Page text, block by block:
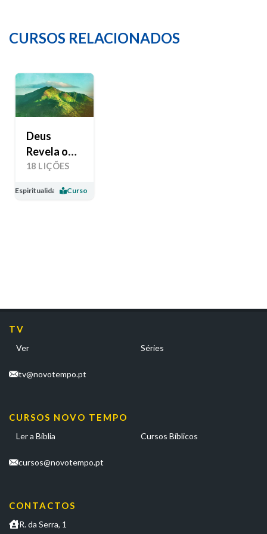
CURSOS RELACIONADOS
Deus
Revela o
Seu Amor
18 LIÇÕES
Espiritualidade Curso
TV
Ver Séries
tv@novotempo.pt
CURSOS NOVO TEMPO
Ler a Bíblia Cursos Bíblicos
cursos@novotempo.pt
CONTACTOS
R. da Serra, 1